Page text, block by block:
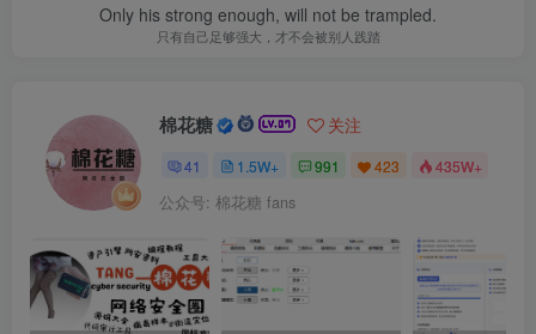
Only his strong enough, will not be trampled.
只有自己足够强大，才不会被别人践踏
棉花糖 关注
41 1.5W+ 991 423 435W+
公众号: 棉花糖 fans